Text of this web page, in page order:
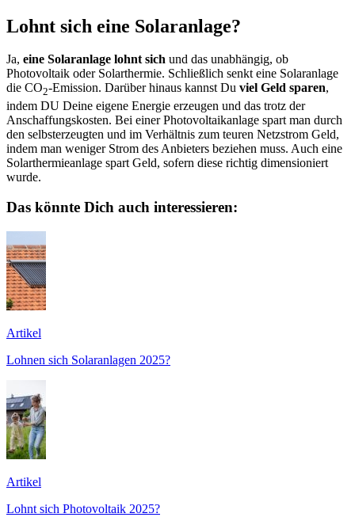
Lohnt sich eine Solaranlage?
Ja, eine Solaranlage lohnt sich und das unabhängig, ob
Photovoltaik oder Solarthermie. Schließlich senkt eine Solaranlage
die CO2-Emission. Darüber hinaus kannst Du viel Geld sparen,
indem DU Deine eigene Energie erzeugen und das trotz der
Anschaffungskosten. Bei einer Photovoltaikanlage spart man durch
den selbsterzeugten und im Verhältnis zum teuren Netzstrom Geld,
indem man weniger Strom des Anbieters beziehen muss. Auch eine
Solarthermieanlage spart Geld, sofern diese richtig dimensioniert
wurde.
Das könnte Dich auch interessieren:
Artikel
Lohnen sich Solaranlagen 2025?
Artikel
Lohnt sich Photovoltaik 2025?